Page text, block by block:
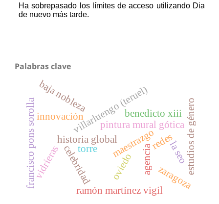
Palabras clave
villarluengo (teruel)
maestrazgo
pintura mural gótica
torre
baja nobleza
agencia
celebridad estudios de género
historia global
innovación
redes
oviedo
vidrieras
ramón martínez vigil
francisco pons sorolla zaragoza
benedicto xiii
la seo